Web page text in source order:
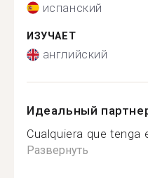
испанский
ИЗУЧАЕТ
английский
Идеальный
Cualquiera que tenga
Развернуть